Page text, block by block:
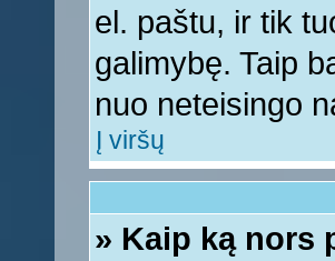
el. paštu, ir tik
galimybę. Taip
nuo neteisingo
Į viršų
» Kaip ką nors